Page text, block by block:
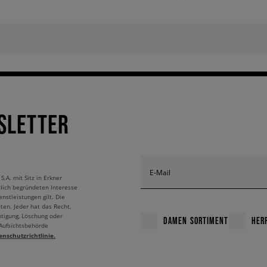
E-Mail
DAMEN SORTIMENT
mit Sitz in Erkner
begründeten Interesse
gilt. Die
Jeder hat das Recht,
Löschung oder